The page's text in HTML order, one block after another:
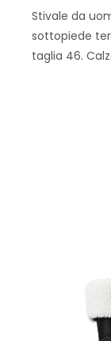
Stivale da
sottopiede
taglia 46.